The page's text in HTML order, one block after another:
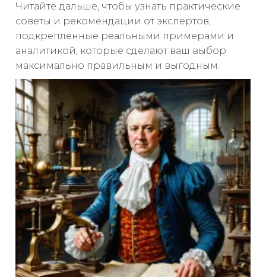
Читайте дальше, чтобы узнать практические
советы и рекомендации от экспертов,
подкреплённые реальными примерами и
аналитикой, которые сделают ваш выбор
максимально правильным и выгодным.